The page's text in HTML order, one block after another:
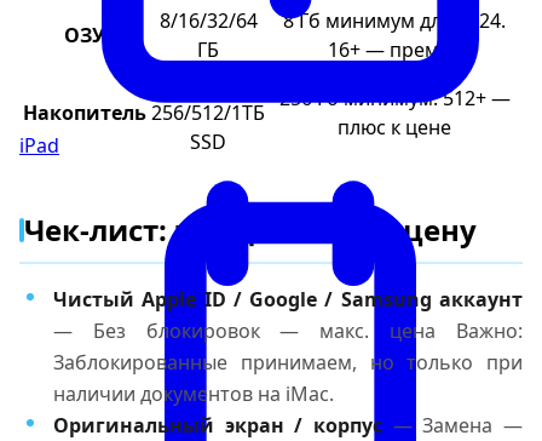
iPad
ОЗУ
8/16/32/64
ГБ
8 Гб минимум для 2024.
16+ — премия
Накопитель256/512/1ТБ
SSD
256 Гб минимум. 512+ —
плюс к цене
Чек-лист: что даёт макс. цену
Чистый Apple ID / Google / Samsung аккаунт
— Без блокировок — макс. цена Важно:
Заблокированные принимаем, но только при
наличии документов на iMac.
Оригинальный экран / корпус — Замена —